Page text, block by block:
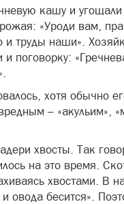
кашу и
«Уроди вам,
труды наши».
и поговорку:
хотя обычно
– «акульим»,
хвосты. Так
на это время.
хвостами. В
овода бесится».